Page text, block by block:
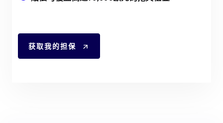
获取我的担保